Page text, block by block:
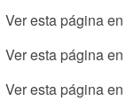
Ver esta página
Ver esta página
Ver esta página